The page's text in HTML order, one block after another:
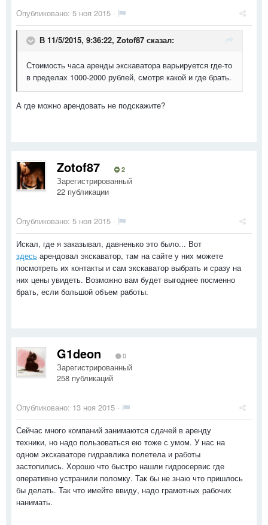
Опубликовано: 5 ноя 2015 ·
В 11/5/2015, 9:36:22, Zotof87 сказал:
Стоимость часа аренды экскаватора варьируется где-то
в пределах 1000-2000 рублей, смотря какой и где брать.
А где можно арендовать не подскажите?
Zotof87 2
Зарегистрированный
22 публикации
Опубликовано: 5 ноя 2015 ·
Искал, где я заказывал, давненько это было... Вот
здесь арендовал экскаватор, там на сайте у них можете
посмотреть их контакты и сам экскаватор выбрать и сразу на
них цены увидеть. Возможно вам будет выгоднее посменно
брать, если большой объем работы.
G1deon 0
Зарегистрированный
258 публикаций
Опубликовано: 13 ноя 2015 ·
Сейчас много компаний занимаются сдачей в аренду
техники, но надо пользоваться ею тоже с умом. У нас на
одном экскаваторе гидравлика полетела и работы
застопились. Хорошо что быстро нашли гидросервис где
оперативно устранили поломку. Так бы не знаю что пришлось
бы делать. Так что имейте ввиду, надо грамотных рабочих
нанимать.